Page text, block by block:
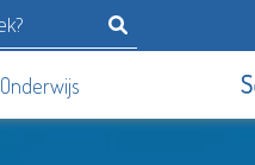
Onderwijs